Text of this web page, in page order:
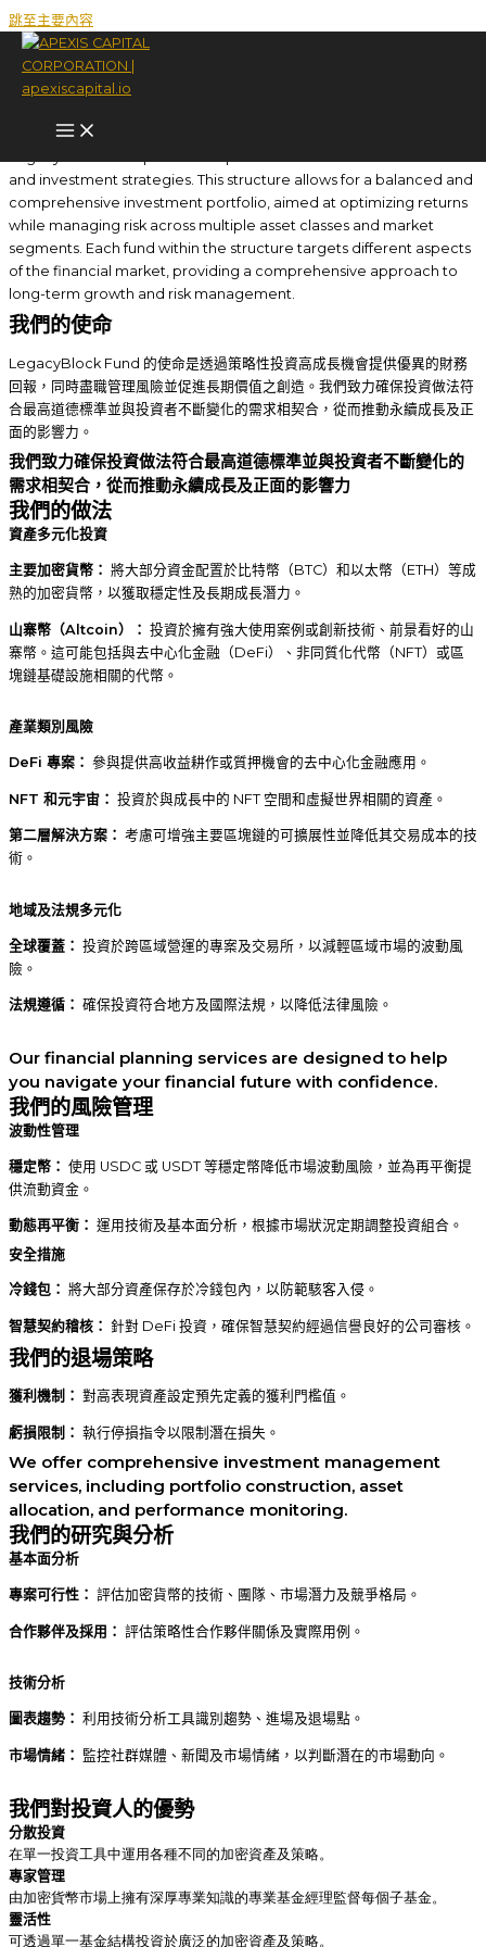
跳至主要內容
LegacyBlock Fund
概述
offer investors a diversified approach to capital allocation.
and investment strategies. This structure allows for a balanced and
comprehensive investment portfolio, aimed at optimizing returns
while managing risk across multiple asset classes and market
segments. Each fund within the structure targets different aspects
of the financial market, providing a comprehensive approach to
long-term growth and risk management.
我們的使命
LegacyBlock Fund 的使命是透過策略性投資高成長機會提供優異的財務
回報，同時盡職管理風險並促進長期價值之創造。我們致力確保投資做法符
合最高道德標準並與投資者不斷變化的需求相契合，從而推動永續成長及正
面的影響力。
我們致力確保投資做法符合最高道德標準並與投資者不斷變化的
需求相契合，從而推動永續成長及正面的影響力
我們的做法
資產多元化投資
主要加密貨幣： 將大部分資金配置於比特幣（BTC）和以太幣（ETH）等成
熟的加密貨幣，以獲取穩定性及長期成長潛力。
山寨幣（Altcoin）： 投資於擁有強大使用案例或創新技術、前景看好的山
寨幣。這可能包括與去中心化金融（DeFi）、非同質化代幣（NFT）或區
塊鏈基礎設施相關的代幣。
產業類別風險
DeFi 專案： 參與提供高收益耕作或質押機會的去中心化金融應用。
NFT 和元宇宙： 投資於與成長中的 NFT 空間和虛擬世界相關的資產。
第二層解決方案： 考慮可增強主要區塊鏈的可擴展性並降低其交易成本的技
術。
地域及法規多元化
全球覆蓋： 投資於跨區域營運的專案及交易所，以減輕區域市場的波動風
險。
法規遵循： 確保投資符合地方及國際法規，以降低法律風險。
Our financial planning services are designed to help
you navigate your financial future with confidence.
我們的風險管理
波動性管理
穩定幣： 使用 USDC 或 USDT 等穩定幣降低市場波動風險，並為再平衡提
供流動資金。
動態再平衡： 運用技術及基本面分析，根據市場狀況定期調整投資組合。
安全措施
冷錢包： 將大部分資產保存於冷錢包內，以防範駭客入侵。
智慧契約稽核： 針對 DeFi 投資，確保智慧契約經過信譽良好的公司審核。
我們的退場策略
獲利機制： 對高表現資產設定預先定義的獲利門檻值。
虧損限制： 執行停損指令以限制潛在損失。
We offer comprehensive investment management
services, including portfolio construction, asset
allocation, and performance monitoring.
我們的研究與分析
基本面分析
專案可行性： 評估加密貨幣的技術、團隊、市場潛力及競爭格局。
合作夥伴及採用： 評估策略性合作夥伴關係及實際用例。
技術分析
圖表趨勢： 利用技術分析工具識別趨勢、進場及退場點。
市場情緒： 監控社群媒體、新聞及市場情緒，以判斷潛在的市場動向。
我們對投資人的優勢
分散投資
在單一投資工具中運用各種不同的加密資產及策略。
專家管理
由加密貨幣市場上擁有深厚專業知識的專業基金經理監督每個子基金。
靈活性
可透過單一基金結構投資於廣泛的加密資產及策略。